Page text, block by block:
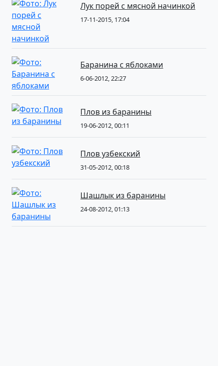
Лук порей с мясной начинкой
17-11-2015, 17:04
Баранина с яблоками
6-06-2012, 22:27
Плов из баранины
19-06-2012, 00:11
Плов узбекский
31-05-2012, 00:18
Шашлык из баранины
24-08-2012, 01:13